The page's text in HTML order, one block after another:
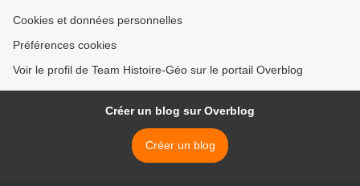
Cookies et données personnelles
Préférences cookies
Voir le profil de Team Histoire-Géo sur le portail Overblog
Créer un blog sur Overblog
Créer un blog